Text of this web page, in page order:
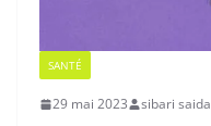
SANTÉ
29 mai 2023 sibari saida